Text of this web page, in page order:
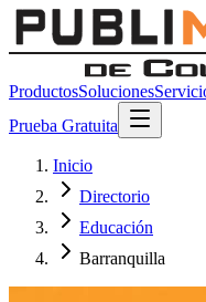
ProductosSoluciones
Prueba Gratuita
Inicio
Directorio
Educación
Barranquilla